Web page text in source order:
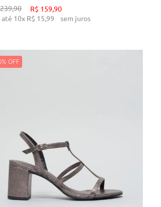
239,90 R$ 159,90
até 10x R$ 15,99 sem juros